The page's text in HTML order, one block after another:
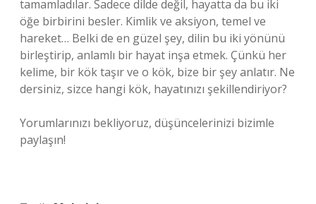
tamamladılar. Sadece dilde değil, hayatta da bu iki
öğe birbirini besler. Kimlik ve aksiyon, temel ve
hareket… Belki de en güzel şey, dilin bu iki yönünü
birleştirip, anlamlı bir hayat inşa etmek. Çünkü her
kelime, bir kök taşır ve o kök, bize bir şey anlatır. Ne
dersiniz, sizce hangi kök, hayatınızı şekillendiriyor?
Yorumlarınızı bekliyoruz, düşüncelerinizi bizimle
paylaşın!